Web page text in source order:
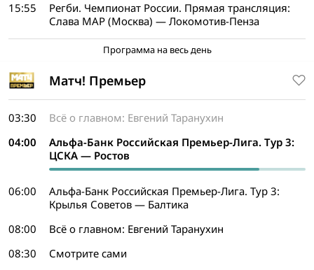
15:55
Регби. Чемпионат России. Прямая трансляция:
Слава МАР (Москва) — Локомотив-Пенза
Программа на весь день
Матч! Премьер
03:30
Всё о главном: Евгений Таранухин
04:00
Альфа-Банк Российская Премьер-Лига. Тур 3:
ЦСКА — Ростов
06:00
Альфа-Банк Российская Премьер-Лига. Тур 3:
Крылья Советов — Балтика
08:00
Всё о главном: Евгений Таранухин
08:30
Смотрите сами